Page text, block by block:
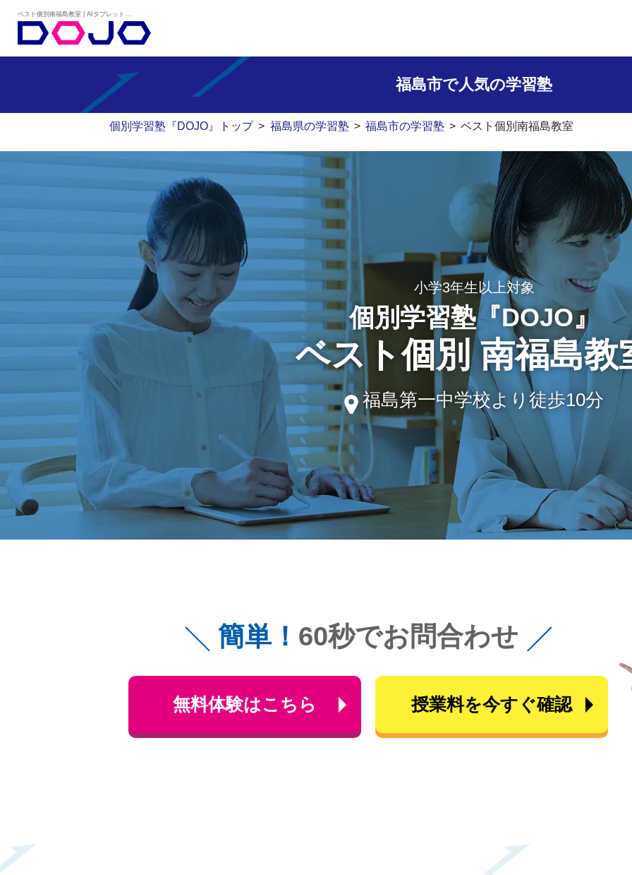
福島市で人気の学習塾
個別学習塾『DOJO』トップ > 福島県の学習塾 > 福島市の学習塾 > ベスト個別南福島教室
小学3年生以上対象
個別学習塾『DOJO』
ベスト個別 南福島教
福島第一中学校より徒歩10分
簡単！ 60秒でお問合わせ
無料体験はこちら 授業料を今すぐ確認